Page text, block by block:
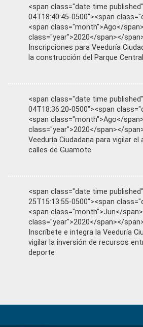
<span class="date time
04T18:40:45-0500"><span
<span class="month">Ago</
class="year">2020</span></
Inscripciones para Veeduría
la construcción del Parque
<span class="date time
04T18:36:20-0500"><span
<span class="month">Ago</
class="year">2020</span></
Veeduría Ciudadana para vigilar el
calles de Guamote
<span class="date time
25T15:13:55-0500"><span
<span class="month">Jun</
class="year">2020</span></
Inscríbete e integra la Veeduría
vigilar la inversión de recursos
deporte